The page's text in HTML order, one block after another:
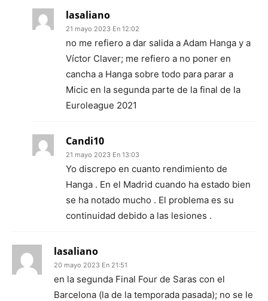
lasaliano
21 mayo 2023 En 12:02
no me refiero a dar salida a Adam Hanga y a
Víctor Claver; me refiero a no poner en
cancha a Hanga sobre todo para parar a
Micic en la segunda parte de la final de la
Euroleague 2021
Candi10
21 mayo 2023 En 13:03
Yo discrepo en cuanto rendimiento de
Hanga . En el Madrid cuando ha estado bien
se ha notado mucho . El problema es su
continuidad debido a las lesiones .
lasaliano
20 mayo 2023 En 21:51
en la segunda Final Four de Saras con el
Barcelona (la de la temporada pasada); no se le